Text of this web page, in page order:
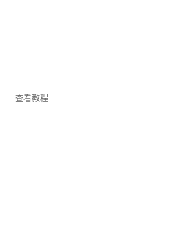
查看教程